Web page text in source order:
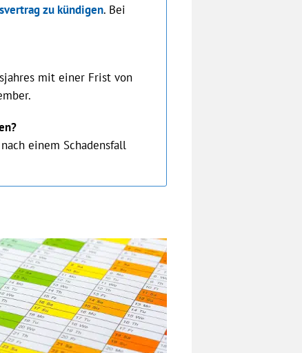
zu kündigen. Bei
mit einer Frist von
einem Schadensfall